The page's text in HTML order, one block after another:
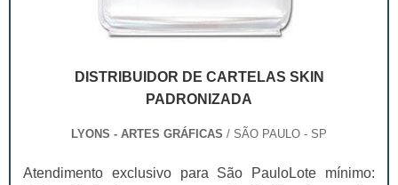
DISTRIBUIDOR DE CARTELAS SKIN
PADRONIZADA
LYONS - ARTES GRÁFICAS / SÃO PAULO - SP
Atendimento exclusivo para São PauloLote mínimo: